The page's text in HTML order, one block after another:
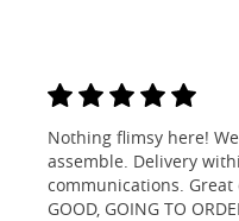
Nothing flimsy here!
assemble. Delivery
communications. Great
GOOD, GOING TO